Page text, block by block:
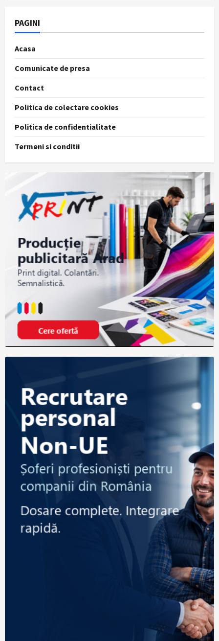
PAGINI
Acasa
Comunicate de presa
Contact
Politica de colectare cookies
Politica de confidentialitate
Termeni si conditii